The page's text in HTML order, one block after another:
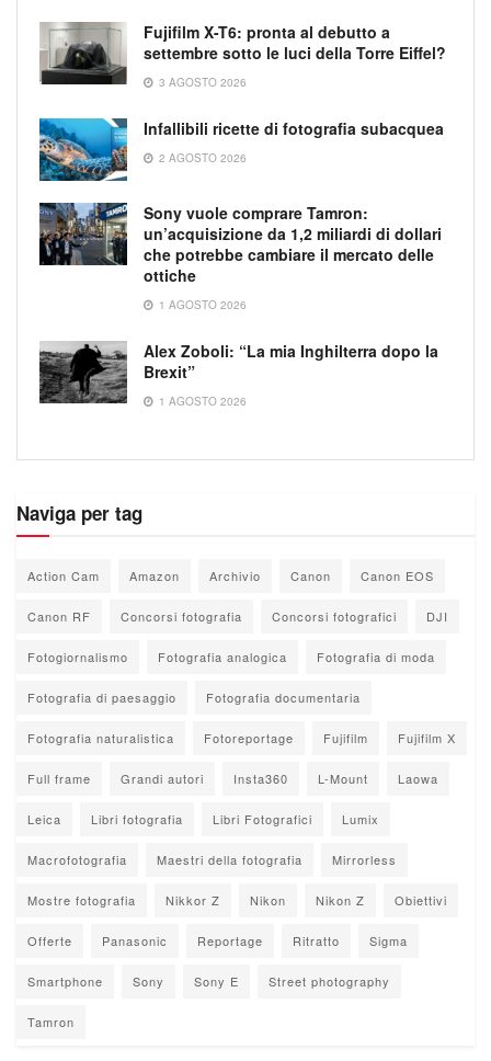
Fujifilm X-T6: pronta al debutto a
settembre sotto le luci della Torre Eiffel?
3 AGOSTO 2026
Infallibili ricette di fotografia subacquea
2 AGOSTO 2026
Sony vuole comprare Tamron:
un’acquisizione da 1,2 miliardi di dollari
che potrebbe cambiare il mercato delle
ottiche
1 AGOSTO 2026
Alex Zoboli: “La mia Inghilterra dopo la
Brexit”
1 AGOSTO 2026
Naviga per tag
Action Cam Amazon Archivio Canon Canon EOS
Canon RF Concorsi fotografia Concorsi fotografici DJI
Fotogiornalismo Fotografia analogica Fotografia di moda
Fotografia di paesaggio Fotografia documentaria
Fotografia naturalistica Fotoreportage Fujifilm Fujifilm X
Full frame Grandi autori Insta360 L-Mount Laowa
Leica Libri fotografia Libri Fotografici Lumix
Macrofotografia Maestri della fotografia Mirrorless
Mostre fotografia Nikkor Z Nikon Nikon Z Obiettivi
Offerte Panasonic Reportage Ritratto Sigma
Smartphone Sony Sony E Street photography
Tamron